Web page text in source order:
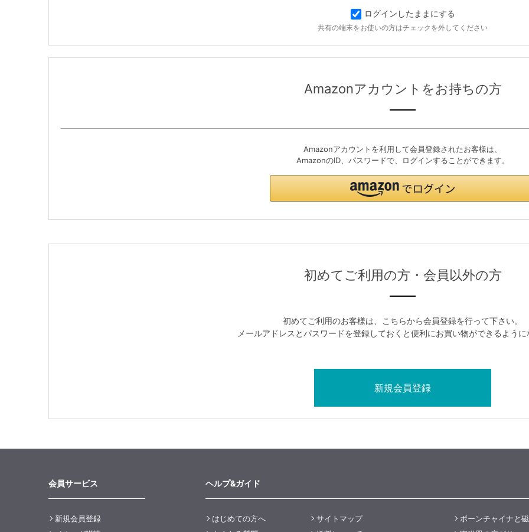
ログインしたままにする
共有の端末をお使いの方はチェックを外してください
Amazonアカウントをお持ちの方
Amazonアカウントを利用して会員登録されたお客様は、
AmazonのID、パスワードで、ログインすることができます。
初めてご利用の方・会員以外の方
初めてご利用のお客様は、こちらから会員登録を行って下さい。
メールアドレスとパスワードを登録しておくと便利にお買い物ができるよう
会員サービス
新規会員登録
ヘルプ&ガイド
はじめての方へ
サイトマップ
ボーンチャイナと